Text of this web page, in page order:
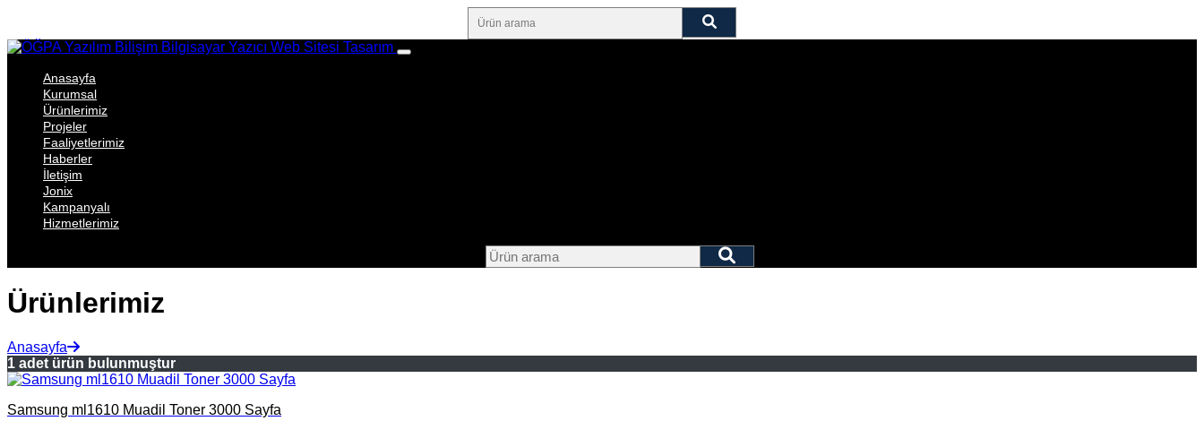
Anasayfa
Kurumsal
Ürünlerimiz
Projeler
Faaliyetlerimiz
Haberler
İletişim
Jonix
Kampanyalı
Hizmetlerimiz
Ürünlerimiz
Anasayfa
1 adet ürün bulunmuştur
Samsung ml1610 Muadil Toner 3000 Sayfa